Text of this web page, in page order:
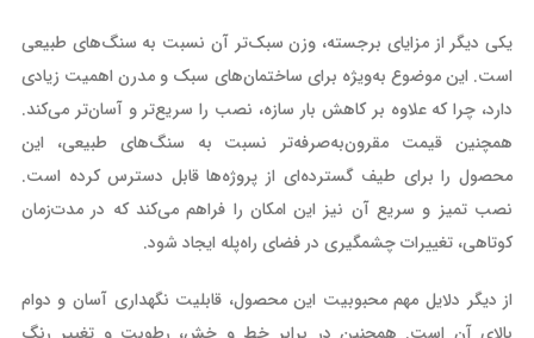
یکی دیگر از مزایای برجسته، وزن سبک‌تر آن نسبت به سنگ‌های طبیعی
است. این موضوع به‌ویژه برای ساختمان‌های سبک و مدرن اهمیت زیادی
دارد، چرا که علاوه بر کاهش بار سازه، نصب را سریع‌تر و آسان‌تر می‌کند.
همچنین قیمت مقرون‌به‌صرفه‌تر نسبت به سنگ‌های طبیعی، این
محصول را برای طیف گسترده‌ای از پروژه‌ها قابل دسترس کرده است.
نصب تمیز و سریع آن نیز این امکان را فراهم می‌کند که در مدت‌زمان
کوتاهی، تغییرات چشمگیری در فضای راه‌پله ایجاد شود.
از دیگر دلایل مهم محبوبیت این محصول، قابلیت نگهداری آسان و دوام